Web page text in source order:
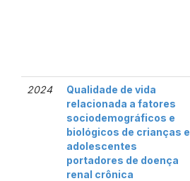
2024
Qualidade de vida
relacionada a fatores
sociodemográficos e
biológicos de crianças e
adolescentes
portadores de doença
renal crônica